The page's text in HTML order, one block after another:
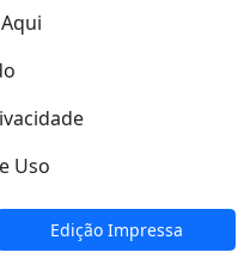
Uso
Edição Impressa